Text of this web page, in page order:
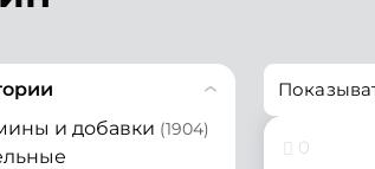
и добавки (1904)
0